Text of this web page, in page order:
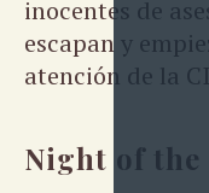
inocentes de
escapan y
atención de la
Night of the